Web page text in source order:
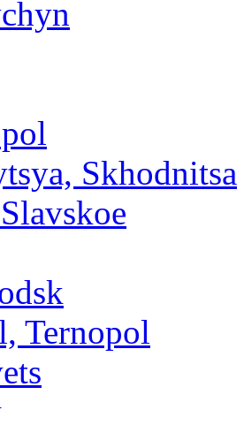
Skhodnitsa
Ternopol